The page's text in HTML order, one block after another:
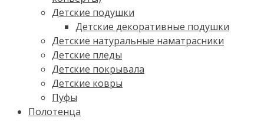
Детские подушки
Детские декоративные подушки
Детские натуральные наматрасники
Детские пледы
Детские покрывала
Детские ковры
Пуфы
Полотенца